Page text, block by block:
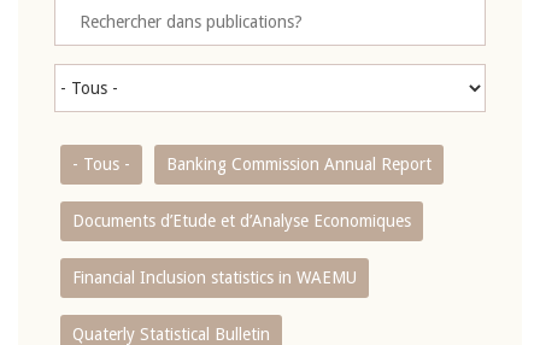
- Tous - Banking Commission Annual Report
Documents d’Etude et d’Analyse Economiques
Financial Inclusion statistics in WAEMU
Quaterly Statistical Bulletin